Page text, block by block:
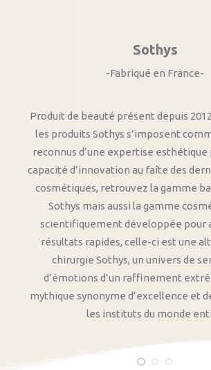
Sothys
-Fabriqué en France-
Produit de beauté présent depuis
les produits Sothys s’imposent
reconnus d’une expertise esthétique
capacité d’innovation au faîte des
cosmétiques, retrouvez la gamme
Sothys mais aussi la gamme
scientifiquement développée pour
résultats rapides, celle-ci est une
chirurgie Sothys, un univers de
d’émotions d’un raffinement
mythique synonyme d’excellence et
les instituts du monde